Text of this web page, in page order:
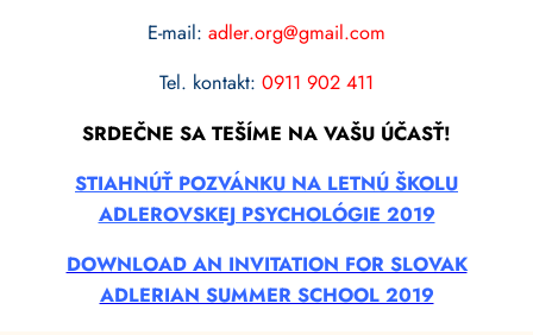
E-mail: adler.org@gmail.com
Tel. kontakt: 0911 902 411
SRDEČNE SA TEŠÍME NA VAŠU ÚČASŤ!
STIAHNÚŤ POZVÁNKU NA LETNÚ ŠKOLU
ADLEROVSKEJ PSYCHOLÓGIE 2019
DOWNLOAD AN INVITATION FOR SLOVAK
ADLERIAN SUMMER SCHOOL 2019